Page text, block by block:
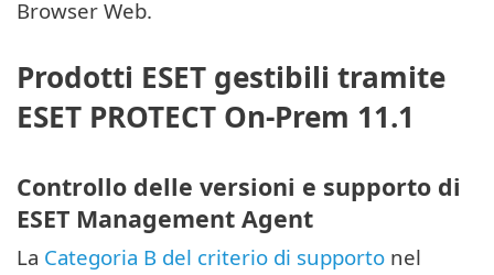
Browser Web.
Prodotti ESET gestibili tramite
ESET PROTECT On-Prem 11.1
Controllo delle versioni e supporto di
ESET Management Agent
La Categoria B del criterio di supporto nel